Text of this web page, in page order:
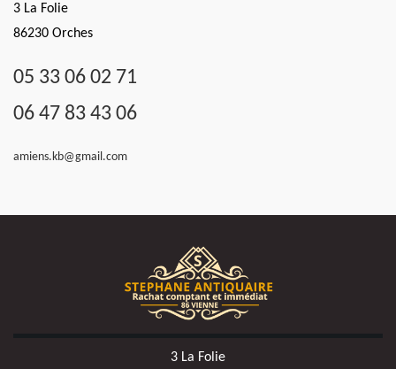
3 La Folie
86230 Orches
05 33 06 02 71
06 47 83 43 06
amiens.kb@gmail.com
3 La Folie